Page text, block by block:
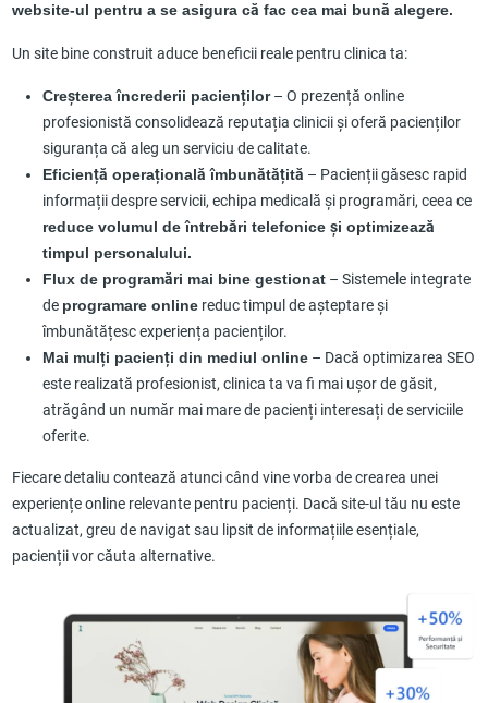
website-ul pentru a se asigura că fac cea mai bună alegere.
Un site bine construit aduce beneficii reale pentru clinica ta:
Creșterea încrederii pacienților– O prezență online
profesionistă consolidează reputația clinicii și oferă pacienților
siguranța că aleg un serviciu de calitate.
Eficiență operațională îmbunătățită – Pacienții găsesc rapid
informații despre servicii, echipa medicală și programări, ceea ce
reduce volumul de întrebări telefonice și optimizează
timpul personalului.
Flux de programări mai bine gestionat– Sistemele integrate
de programare onlinereduc timpul de așteptare și
îmbunătățesc experiența pacienților.
Mai mulți pacienți din mediul online– Dacă optimizarea SEO
este realizată profesionist, clinica ta va fi mai ușor de găsit,
atrăgând un număr mai mare de pacienți interesați de serviciile
oferite.
Fiecare detaliu contează atunci când vine vorba de crearea unei
experiențe online relevante pentru pacienți. Dacă site-ul tău nu este
actualizat, greu de navigat sau lipsit de informațiile esențiale,
pacienții vor căuta alternative.